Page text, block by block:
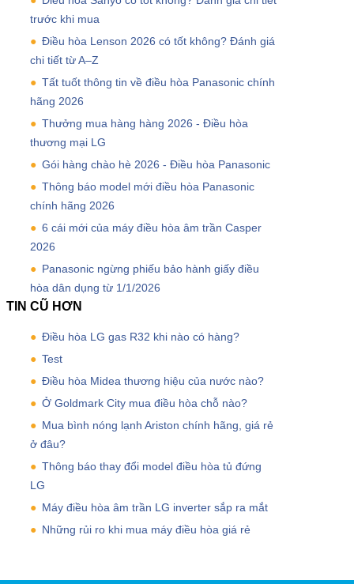
trước khi mua
Điều hòa Lenson 2026 có tốt không? Đánh giá
chi tiết từ A–Z
Tất tuốt thông tin về điều hòa Panasonic chính
hãng 2026
Thưởng mua hàng hàng 2026 - Điều hòa
thương mại LG
Gói hàng chào hè 2026 - Điều hòa Panasonic
Thông báo model mới điều hòa Panasonic
chính hãng 2026
6 cái mới của máy điều hòa âm trần Casper
2026
Panasonic ngừng phiếu bảo hành giấy điều
hòa dân dụng từ 1/1/2026
TIN CŨ HƠN
Điều hòa LG gas R32 khi nào có hàng?
Test
Điều hòa Midea thương hiệu của nước nào?
Ở Goldmark City mua điều hòa chỗ nào?
Mua bình nóng lạnh Ariston chính hãng, giá rẻ
ở đâu?
Thông báo thay đổi model điều hòa tủ đứng
LG
Máy điều hòa âm trần LG inverter sắp ra mắt
Những rủi ro khi mua máy điều hòa giá rẻ